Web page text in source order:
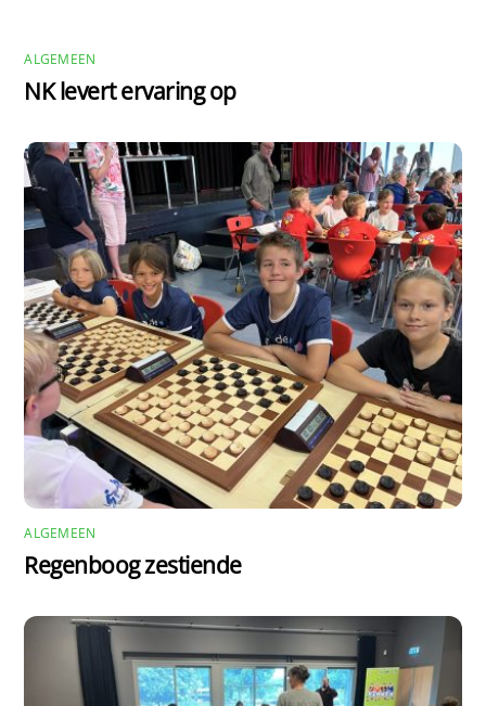
ALGEMEEN
NK levert ervaring op
ALGEMEEN
Regenboog zestiende